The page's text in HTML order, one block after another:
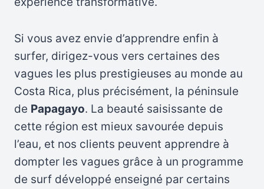
Si vous avez envie d’apprendre enfin à
surfer, dirigez-vous vers certaines des
vagues les plus prestigieuses au monde au
Costa Rica, plus précisément, la péninsule
de Papagayo. La beauté saisissante de
cette région est mieux savourée depuis
l’eau, et nos clients peuvent apprendre à
dompter les vagues grâce à un programme
de surf développé enseigné par certains